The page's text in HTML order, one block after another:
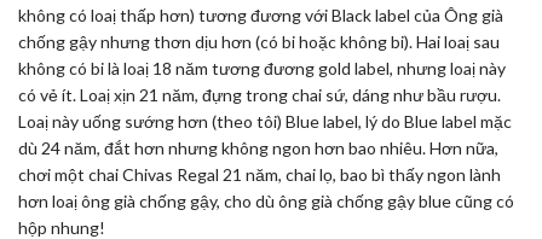
không có loaị thấp hơn) tương đương với Black label của Ông già
chống gậy nhưng thơn dịu hơn (có bi hoặc không bi). Hai loaị sau
không có bi là loaị 18 năm tương đương gold label, nhưng loaị này
có vẻ ít. Loaị xịn 21 năm, đựng trong chai sứ, dáng như bầu rượu.
Loaị này uống sướng hơn (theo tôi) Blue label, lý do Blue label mặc
dù 24 năm, đắt hơn nhưng không ngon hơn bao nhiêu. Hơn nữa,
chơi một chai Chivas Regal 21 năm, chai lọ, bao bì thấy ngon lành
hơn loaị ông già chống gậy, cho dù ông già chống gậy blue cũng có
hộp nhung!